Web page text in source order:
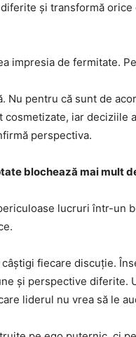
și transformă
impresia de fermitate.
Nu pentru că sunt de
iar deciziile
perspectiva.
blochează mai mult
lucruri într-un
fiecare discuție.
și perspective diferite.
liderul nu vrea să le